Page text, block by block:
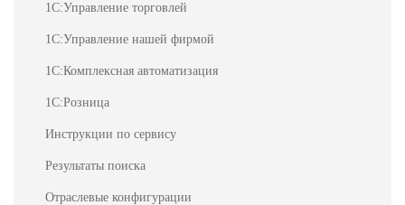
1С:Управление торговлей
1С:Управление нашей фирмой
1С:Комплексная автоматизация
1С:Розница
Инструкции по сервису
Результаты поиска
Отраслевые конфигурации